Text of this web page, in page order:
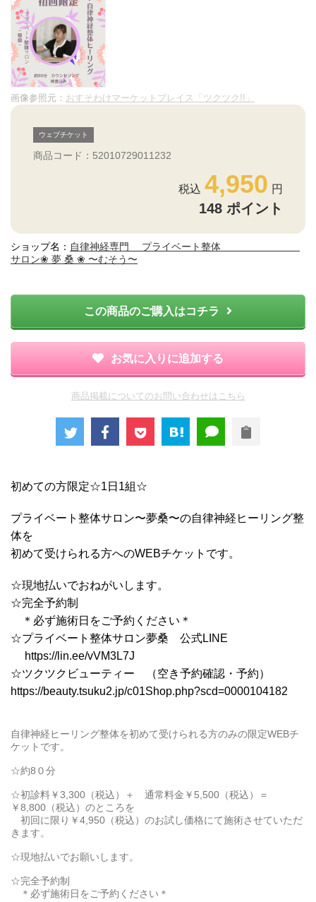
画像参照元： おすそわけマーケットプレイス「ツクツク!!」
ウェブチケット
商品コード：52010729011232
4,950
148 ポイント
ショップ名： 自律神経専門 プライベート整体
サロン❀ 夢 桑 ❀ 〜むそう〜
この商品のご購入はコチラ
お気に入りに追加する
商品掲載についてのお問い合わせはこちら
初めての方限定☆1日1組☆
プライベート整体サロン〜夢桑〜の自律神経ヒーリング整
体を
初めて受けられる方へのWEBチケットです。
☆現地払いでおねがいします。
☆完全予約制
＊必ず施術日をご予約ください＊
☆プライベート整体サロン夢桑 公式LINE
https://lin.ee/vVM3L7J
☆ツクツクビューティー （空き予約確認・予約）
https://beauty.tsuku2.jp/c01Shop.php?scd=0000104182
自律神経ヒーリング整体を初めて受けられる方のみの限定WEBチ
ケットです。
☆約8０分
☆初診料￥3,300（税込）＋ 通常料金￥5,500（税込）＝
￥8,800（税込）のところを
初回に限り￥4,950（税込）のお試し価格にて施術させていただ
きます。
☆現地払いでお願いします。
☆完全予約制
＊必ず施術日をご予約ください＊